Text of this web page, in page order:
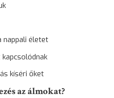
nappali életet
kíséri őket
az álmokat?